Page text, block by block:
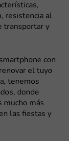
resistencia al
transportar y
con
el tuyo
tenemos
donde
mucho más
las fiestas y